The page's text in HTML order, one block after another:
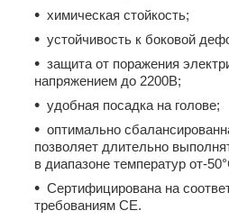
химическая стойкость;
устойчивость к боковой
защита от поражения
напряжением до 2200В;
удобная посадка на голове;
оптимально
позволяет длительно
в диапазоне температур от-
Сертифицирована на
требованиям СЕ.